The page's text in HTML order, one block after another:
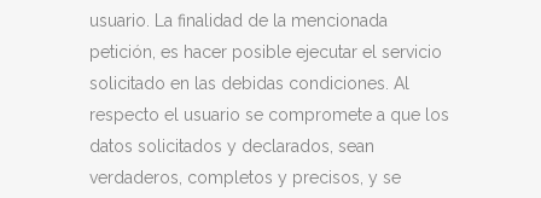
usuario. La finalidad de la mencionada
petición, es hacer posible ejecutar el servicio
solicitado en las debidas condiciones. Al
respecto el usuario se compromete a que los
datos solicitados y declarados, sean
verdaderos, completos y precisos, y se